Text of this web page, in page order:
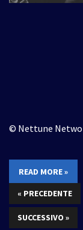
© Nettune
READ MORE »
« PRECEDENTE
SUCCESSIVO »